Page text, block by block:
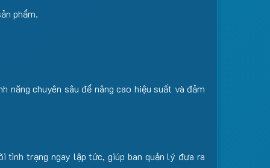
phẩm.
năng chuyên sâu để nâng cao hiệu suất và đảm
trạng ngay lập tức, giúp ban quản lý đưa ra